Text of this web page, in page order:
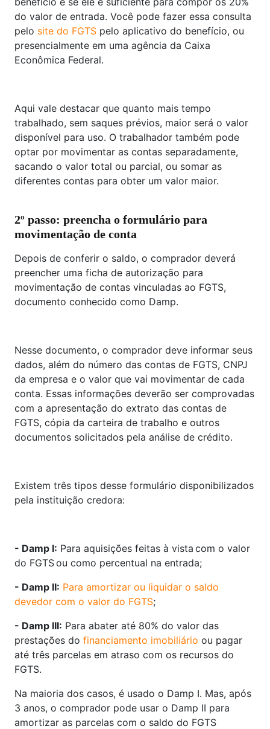
do valor de entrada. Você pode fazer essa consulta
pelo site do FGTS pelo aplicativo do benefício, ou
presencialmente em uma agência da Caixa
Econômica Federal.
Aqui vale destacar que quanto mais tempo
trabalhado, sem saques prévios, maior será o valor
disponível para uso. O trabalhador também pode
optar por movimentar as contas separadamente,
sacando o valor total ou parcial, ou somar as
diferentes contas para obter um valor maior.
2º passo: preencha o formulário para
movimentação de conta
Depois de conferir o saldo, o comprador deverá
preencher uma ficha de autorização para
movimentação de contas vinculadas ao FGTS,
documento conhecido como Damp.
Nesse documento, o comprador deve informar seus
dados, além do número das contas de FGTS, CNPJ
da empresa e o valor que vai movimentar de cada
conta. Essas informações deverão ser comprovadas
com a apresentação do extrato das contas de
FGTS, cópia da carteira de trabalho e outros
documentos solicitados pela análise de crédito.
Existem três tipos desse formulário disponibilizados
pela instituição credora:
- Damp I: Para aquisições feitas à vista com o valor
do FGTS ou como percentual na entrada;
- Damp II: Para amortizar ou liquidar o saldo
devedor com o valor do FGTS;
- Damp III: Para abater até 80% do valor das
prestações do financiamento imobiliário ou pagar
até três parcelas em atraso com os recursos do
FGTS.
Na maioria dos casos, é usado o Damp I. Mas, após
3 anos, o comprador pode usar o Damp II para
amortizar as parcelas com o saldo do FGTS